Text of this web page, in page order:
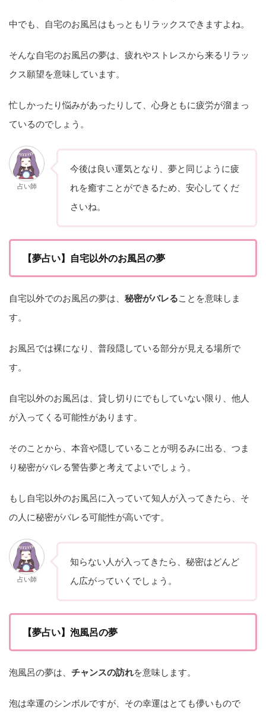
中でも、自宅のお風呂はもっともリラックスできますよね。
そんな自宅のお風呂の夢は、疲れやストレスから来るリラッ
クス願望を意味しています。
忙しかったり悩みがあったりして、心身ともに疲労が溜まっ
ているのでしょう。
占い師
今後は良い運気となり、夢と同じように疲
れを癒すことができるため、安心してくだ
さいね。
【夢占い】自宅以外のお風呂の夢
自宅以外でのお風呂の夢は、 秘密がバレることを意味しま
す。
お風呂では裸になり、普段隠している部分が見える場所で
す。
自宅以外のお風呂は、貸し切りにでもしていない限り、他人
が入ってくる可能性があります。
そのことから、本音や隠していることが明るみに出る、つま
り秘密がバレる警告夢と考えてよいでしょう。
もし自宅以外のお風呂に入っていて知人が入ってきたら、そ
の人に秘密がバレる可能性が高いです。
占い師
知らない人が入ってきたら、秘密はどんど
ん広がっていくでしょう。
【夢占い】泡風呂の夢
泡風呂の夢は、 チャンスの訪れを意味します。
泡は幸運のシンボルですが、その幸運はとても儚いもので